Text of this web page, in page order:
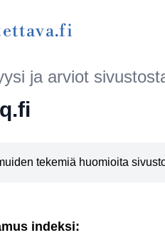
ja arviot
tekemiä huomioita
indeksi: